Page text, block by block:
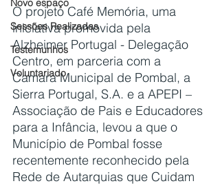
Novo espaço
Sessões Realizadas
Testemunhos
Voluntariado
O projeto Café Memória, uma
iniciativa promovida pela
Alzheimer Portugal - Delegação
Centro, em parceria com a
Camara Municipal de Pombal, a
Sierra Portugal, S.A. e a APEPI –
Associação de Pais e Educadores
para a Infância, levou a que o
Município de Pombal fosse
recentemente reconhecido pela
Rede de Autarquias que Cuidam